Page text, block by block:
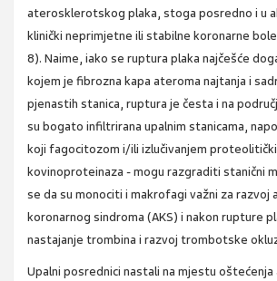
aterosklerotskog plaka, stoga posredno i u
klinički neprimjetne ili stabilne koronarne
8). Naime, iako se ruptura plaka najčešće
kojem je fibrozna kapa ateroma najtanja i
pjenastih stanica, ruptura je česta i na
su bogato infiltrirana upalnim stanicama,
koji fagocitozom i/ili izlučivanjem
kovinoproteinaza - mogu razgraditi stanični
se da su monociti i makrofagi važni za razvoj
koronarnog sindroma (AKS) i nakon rupture
nastajanje trombina i razvoj trombotske
Upalni posrednici nastali na mjestu